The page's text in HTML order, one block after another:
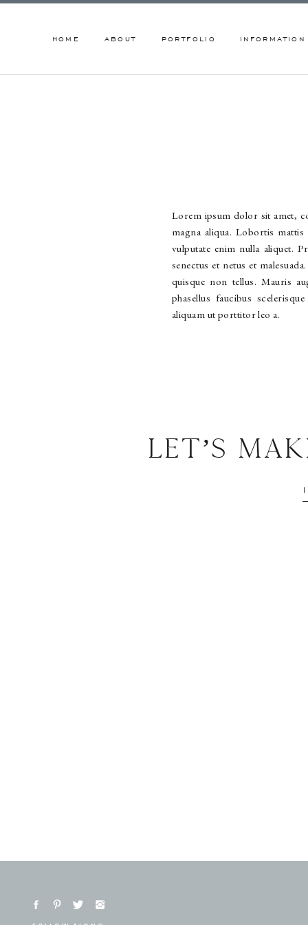
HOME ABOUT PORTFOLIO INFORMATION
Lorem ipsum dolor sit amet,
magna aliqua. Lobortis
vulputate enim nulla aliquet.
senectus et netus et
quisque non tellus. Mauris
phasellus faucibus
aliquam ut porttitor leo a.
Let’s